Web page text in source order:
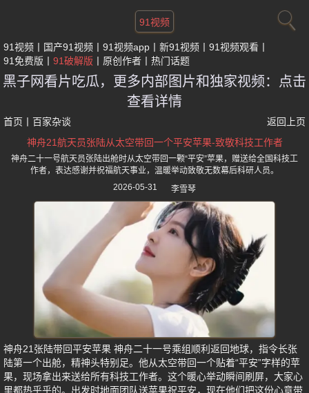
91视频
91视频 国产91视频 91视频app 新91视频
91视频观看
91免费版
91破解版 原创作者 热门话题
黑子网看片吃瓜，更多内部图片和独家视频：点击
查看详情
首页 百家杂谈
返回上页
神舟21航天员张陆从太空带回一个平安苹果-致敬科技工作者
神舟二十一号航天员张陆出舱时从太空带回一颗“平安”苹果，赠送给全国科技工
作者，表达感谢并祝福航天事业，温暖举动致敬无数幕后科研人员。
2026-05-31
李雪琴
神舟21张陆带回平安苹果 神舟二十一号乘组顺利返回地球，指令长张
陆第一个出舱，精神头特别足。他从太空带回一个贴着“平安”字样的苹
果，现场拿出来送给所有科技工作者。这个暖心举动瞬间刷屏，大家心
里都热乎乎的。出发时地面团队送苹果祝平安，现在他们把这份心意带